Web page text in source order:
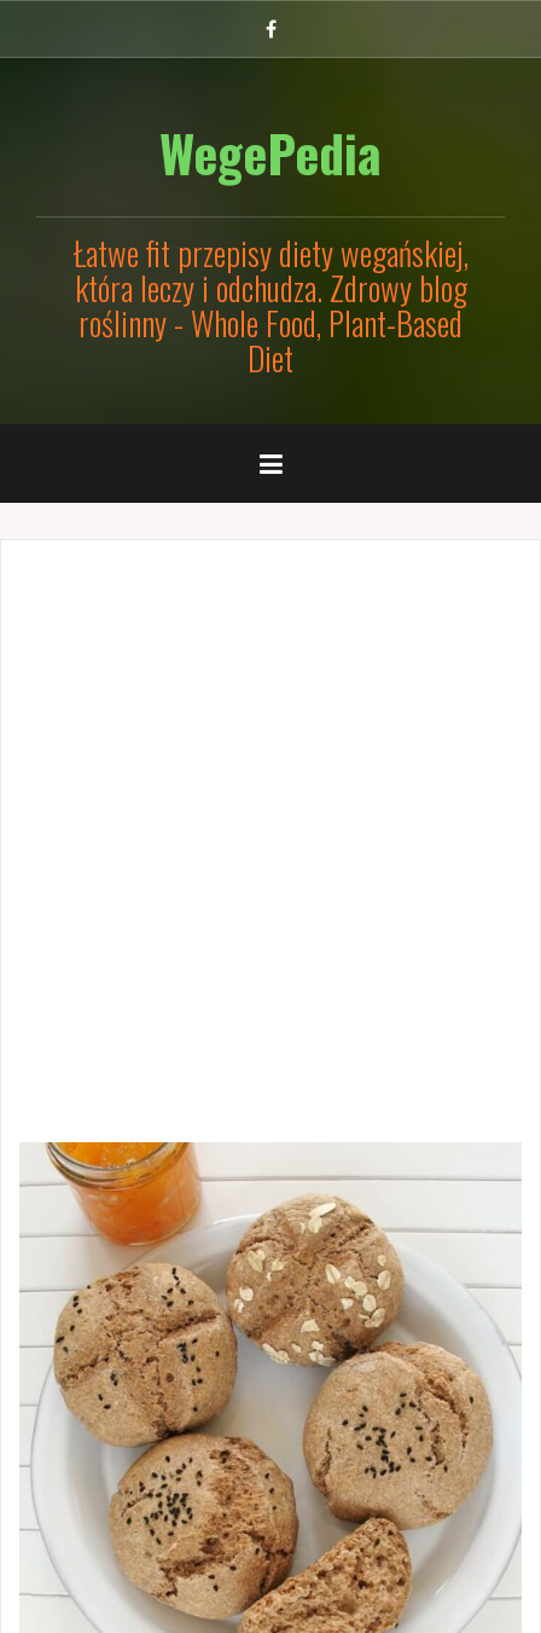
do
WegePedia
Łatwe fit przepisy diety wegańskiej,
która leczy i odchudza. Zdrowy blog
roślinny - Whole Food, Plant-Based
Diet